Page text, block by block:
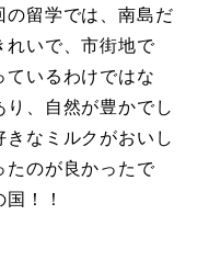
の留学では、南島だ
いで、市街地で
いるわけではな
、自然が豊かでし
なミルクがおいし
たのが良かったで
！！